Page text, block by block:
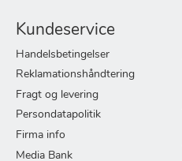
Kundeservice
Handelsbetingelser
Reklamationshåndtering
Fragt og levering
Persondatapolitik
Firma info
Media Bank